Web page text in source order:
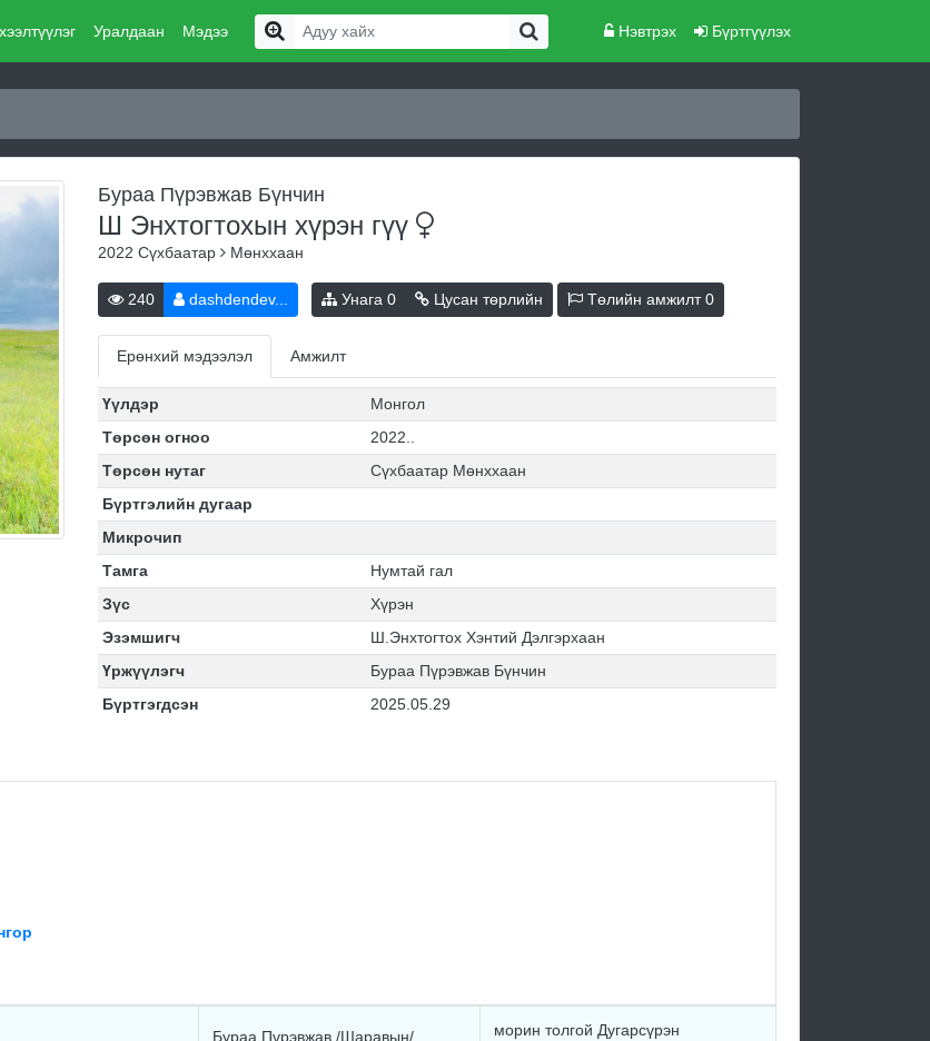
Уралдаан Мэдээ Нэвтрэх Бүртгүүлэх
Бураа Пүрэвжав Бүнчин
Ш Энхтогтохын хүрэн гүү
2022 Сүхбаатар Мөнххаан
240 dashdendev... Унага 0 Цусан төрлийн Төлийн амжилт0
Ерөнхий мэдээлэл Амжилт
Үүлдэр
Монгол
Төрсөн огноо
2022..
Төрсөн нутаг
Сүхбаатар Мөнххаан
Бүртгэлийн дугаар
Микрочип
Тамга
Нумтай гал
Зүс
Хүрэн
Эзэмшигч
Ш.Энхтогтох Хэнтий Дэлгэрхаан
Үржүүлэгч
Бураа Пүрэвжав Бүнчин
Бүртгэгдсэн
2025.05.29
Бураа Пүрэвжав /Шаравын/
морин толгой Дугарсүрэн